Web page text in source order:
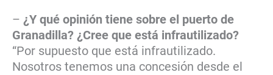
– ¿Y qué opinión tiene sobre el puerto de
Granadilla? ¿Cree que está infrautilizado?
“Por supuesto que está infrautilizado.
Nosotros tenemos una concesión desde el